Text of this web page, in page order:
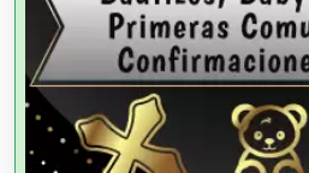
Agricultura y Ganadería
Agua Purificada